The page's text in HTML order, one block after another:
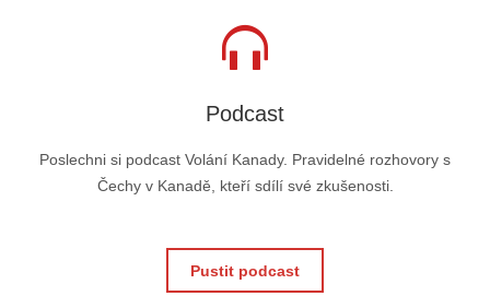
Podcast
Poslechni si podcast Volání Kanady. Pravidelné rozhovory s
Čechy v Kanadě, kteří sdílí své zkušenosti.
Pustit podcast